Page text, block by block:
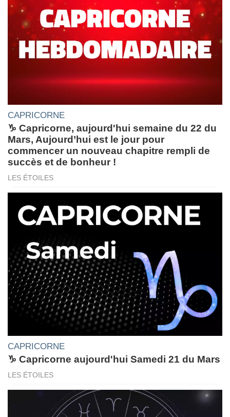
CAPRICORNE
♑ Capricorne, aujourd'hui semaine du 22 du
Mars, Aujourd’hui est le jour pour
commencer un nouveau chapitre rempli de
succès et de bonheur !
LES ÉTOILES
CAPRICORNE
♑ Capricorne aujourd'hui Samedi 21 du Mars
LES ÉTOILES